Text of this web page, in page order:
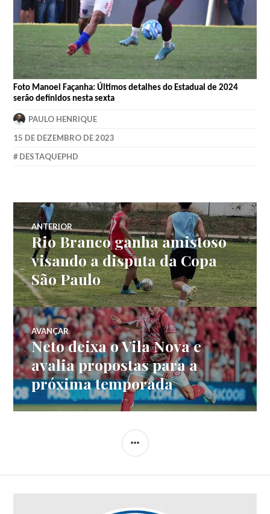
Foto Manoel
Façanha: Últimos detalhes do Estadual de 2024
serão definidos nesta sexta
PAULO HENRIQUE
15 DE DEZEMBRO DE 2023
DESTAQUEPHD
ANTERIOR
Rio Branco ganha amistoso
visando a disputa da Copa
São Paulo
AVANÇAR
Neto deixa o Vila Nova e
avalia propostas para a
próxima temporada